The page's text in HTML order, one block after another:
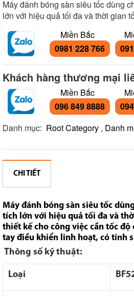
Máy đánh bóng sàn siêu tốc dùng
lớn với hiệu quả tối đa và thời gian
Miền Bắc
0981 228 766
Khách hàng thương mại
Miền Bắc
096 849 8888
Danh mục: Root Category , Danh
CHI TIẾT
Máy đánh bóng sàn siêu tốc
tích lớn với hiệu quả tối đa và
thiết kế cho công việc cần tốc độ
tay điều khiển linh hoạt, có tính
Thông số kỹ thuật:
Loại